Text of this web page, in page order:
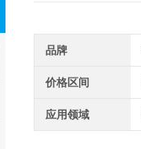
品牌
价格区间
应用领域